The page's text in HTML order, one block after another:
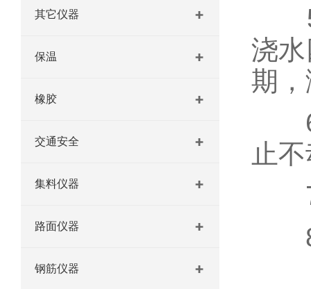
其它仪器
保温
橡胶
交通安全
集料仪器
路面仪器
钢筋仪器
5
浇
期
6
止
7
8